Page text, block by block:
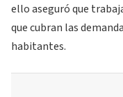
ello aseguró que
que cubran las
habitantes.